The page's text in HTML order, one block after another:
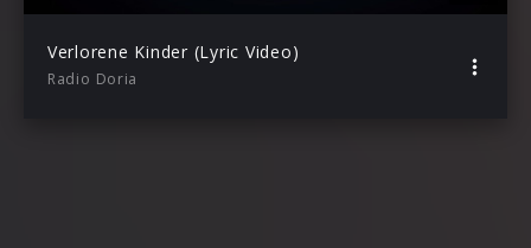
Verlorene Kinder (Lyric Video)
Radio Doria